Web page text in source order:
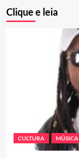
Clique e leia
CULTURA MÚSICA